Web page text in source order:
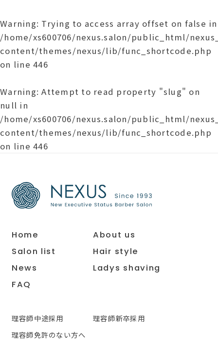
Warning: Trying to access array offset on false in
/home/xs600706/nexus.salon/public_html/
content/themes/nexus/lib/func_shortcode.php
on line446
Warning: Attempt to read property "slug" on
null in
/home/xs600706/nexus.salon/public_html/
content/themes/nexus/lib/func_shortcode.php
on line446
Home
About us
Salon list
Hair style
News
Ladys shaving
FAQ
理容師中途採用
理容師新卒採用
理容師免許のない方へ